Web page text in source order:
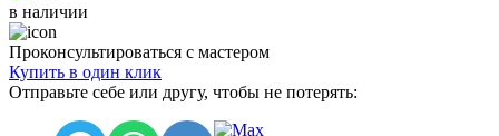
в наличии
Проконсультироваться с мастером
Купить в один клик
Отправьте себе или другу, чтобы не потерять: